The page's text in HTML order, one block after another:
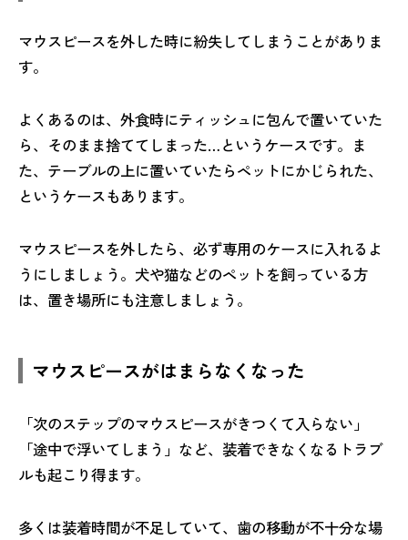
マウスピースを外した時に紛失してしまうことがありま
す。
よくあるのは、外食時にティッシュに包んで置いていた
ら、そのまま捨ててしまった…というケースです。ま
た、テーブルの上に置いていたらペットにかじられた、
というケースもあります。
マウスピースを外したら、必ず専用のケースに入れるよ
うにしましょう。犬や猫などのペットを飼っている方
は、置き場所にも注意しましょう。
マウスピースがはまらなくなった
「次のステップのマウスピースがきつくて入らない」
「途中で浮いてしまう」など、装着できなくなるトラブ
ルも起こり得ます。
多くは装着時間が不足していて、歯の移動が不十分な場